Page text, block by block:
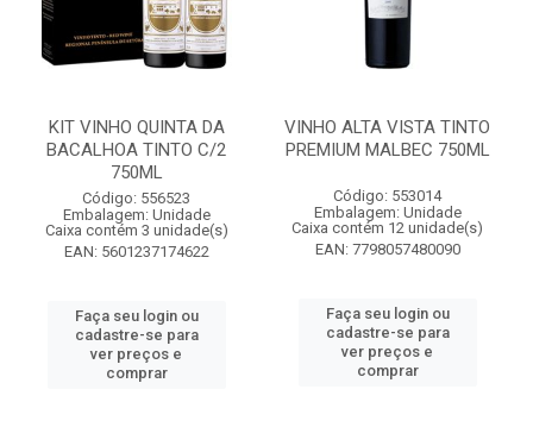
KIT VINHO QUINTA DA
BACALHOA TINTO C/2
750ML
Código: 556523
Embalagem: Unidade
Caixa contém 3 unidade(s)
EAN: 5601237174622
Faça seu login ou
cadastre-se para
ver preços e
comprar
VINHO ALTA VISTA TINTO
PREMIUM MALBEC 750ML
Código: 553014
Embalagem: Unidade
Caixa contém 12 unidade(s)
EAN: 7798057480090
Faça seu login ou
cadastre-se para
ver preços e
comprar